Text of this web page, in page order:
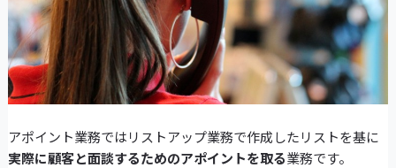
アポイント業務ではリストアップ業務で作成したリストを基に
実際に顧客と面談するためのアポイントを取る業務です。